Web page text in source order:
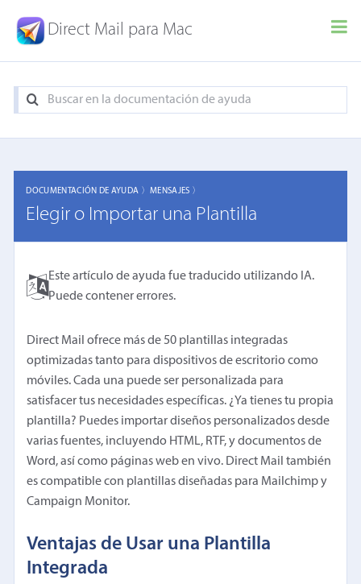
Direct Mail para Mac
DOCUMENTACIÓN DE AYUDA 〉MENSAJES 〉
Elegir o Importar una Plantilla
Este artículo de ayuda fue traducido utilizando IA.
Puede contener errores.
Direct Mail ofrece más de 50 plantillas integradas
optimizadas tanto para dispositivos de escritorio como
móviles. Cada una puede ser personalizada para
satisfacer tus necesidades específicas. ¿Ya tienes tu propia
plantilla? Puedes importar diseños personalizados desde
varias fuentes, incluyendo HTML, RTF, y documentos de
Word, así como páginas web en vivo. Direct Mail también
es compatible con plantillas diseñadas para Mailchimp y
Campaign Monitor.
Ventajas de Usar una Plantilla
Integrada